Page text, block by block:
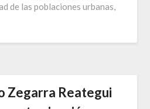
de las poblaciones urbanas,
Zegarra Reategui